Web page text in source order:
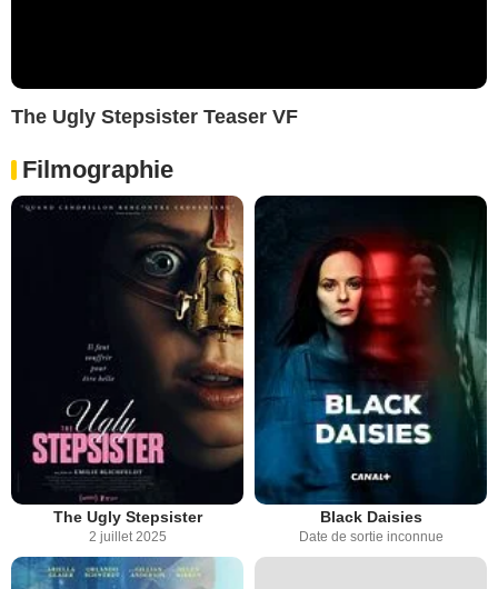
The Ugly Stepsister Teaser VF
Filmographie
The Ugly Stepsister
2 juillet 2025
Black Daisies
Date de sortie inconnue